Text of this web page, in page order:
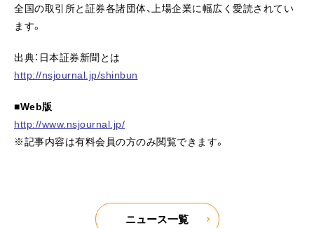
全国の取引所と証券各諸団体、上場企業に幅広く愛読されてい
ます。
出典：日本証券新聞とは
http://nsjournal.jp/shinbun
■Web版
http://www.nsjournal.jp/
※記事内容は有料会員の方のみ閲覧できます。
ニュース一覧